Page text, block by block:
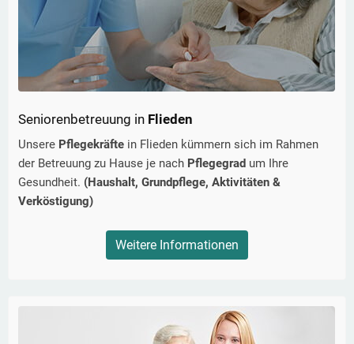
Seniorenbetreuung in Flieden
Unsere Pflegekräfte in Flieden kümmern sich im Rahmen
der Betreuung zu Hause je nach Pflegegrad um Ihre
Gesundheit. (Haushalt, Grundpflege, Aktivitäten &
Verköstigung)
Weitere Informationen